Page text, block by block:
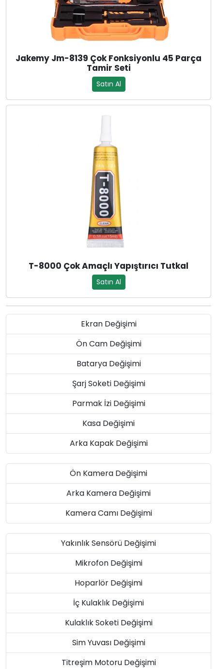
Jakemy Jm-8139 Çok Fonksiyonlu 45 Parça
Tamir Seti
Satın Al
T-8000 Çok Amaçlı Yapıştırıcı Tutkal
Satın Al
Ekran Değişimi
Ön Cam Değişimi
Batarya Değişimi
Şarj Soketi Değişimi
Parmak İzi Değişimi
Kasa Değişimi
Arka Kapak Değişimi
Ön Kamera Değişimi
Arka Kamera Değişimi
Kamera Camı Değişimi
Yakınlık Sensörü Değişimi
Mikrofon Değişimi
Hoparlör Değişimi
İç Kulaklık Değişimi
Kulaklık Soketi Değişimi
Sim Yuvası Değişimi
Titreşim Motoru Değişimi